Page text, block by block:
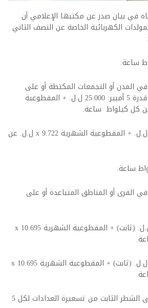
في بيان صدر عن مكتبها الإعلامي أن
الكهربائية الخاصة عن النصف الثاني
المدن أو التجمعات المكتظة أو على
ارتفاع أقل من 700 متر: قدرة 5 أمبير: 25.000 ل.ل. + المقطوعية
– قدرة 10 أمبير: 60.000 ل.ل. + المقطوعية الشهرية x 9.722 ل.ل. عن
القرى أو المناطق المتباعدة أو على
– قدرة 5 أمبير: 25.000 ل.ل. (ثابت) + المقطوعية الشهرية x 10.695
– قدرة 10 أمبير: 60.000 ل.ل. (ثابت) + المقطوعية الشهرية x 10.695
– تضاف 35.000 ل.ل. على الشطر الثابت من تسعيرة العدادات لكل 5